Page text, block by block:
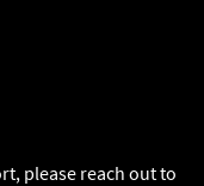
please reach out to